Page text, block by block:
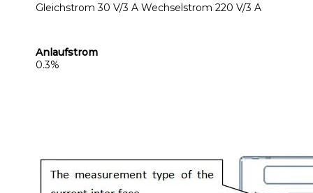
Gleichstrom 30 V/3 A Wechselstrom 220 V/3 A
Anlaufstrom
0.3%